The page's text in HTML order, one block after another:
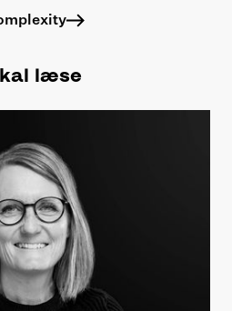
læse